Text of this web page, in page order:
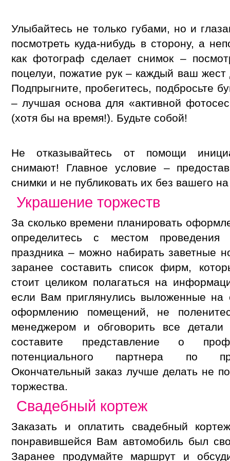
Улыбайтесь не только губами, но и
посмотреть куда-нибудь в сторону, а
как фотограф сделает снимок –
поцелуи, пожатие рук – каждый ваш жест
Подпрыгните, пробегитесь, подбросьте
– лучшая основа для «активной
(хотя бы на время!). Будьте собой!
Не отказывайтесь от помощи
снимают! Главное условие –
снимки и не публиковать их без вашего
Украшение торжеств
За сколько времени планировать
определитесь с местом проведения
праздника – можно набирать заветные
заранее составить список фирм,
стоит целиком полагаться на
если Вам приглянулись выложенные на
оформлению помещений, не
менеджером и обговорить все детали
составите представление о
потенциального партнера по
Окончательный заказ лучше делать не
торжества.
Свадебный кортеж
Заказать и оплатить свадебный
понравившейся Вам автомобиль был
Заранее продумайте маршрут и